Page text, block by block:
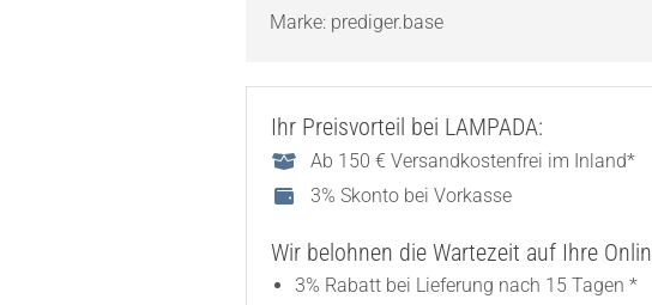
Menge
Marke: prediger.base
Ihr Preisvorteil bei LAMPADA:
Ab 150 € Versandkostenfrei im Inland*
3% Skonto bei Vorkasse
Wir belohnen die Wartezeit auf Ihre
3% Rabatt bei Lieferung nach 15 Tagen *